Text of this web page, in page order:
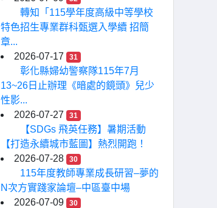
轉知「115學年度高級中等學校
特色招生專業群科甄選入學續 招簡
章...
2026-07-17
31
彰化縣婦幼警察隊115年7月
13~26日止辦理《暗處的鏡頭》兒少
性影...
2026-07-27
31
【SDGs 飛英任務】暑期活動
【打造永續城市藍圖】熱烈開跑！
2026-07-28
30
115年度教師專業成長研習–夢的
N次方實踐家論壇–中區臺中場
2026-07-09
30